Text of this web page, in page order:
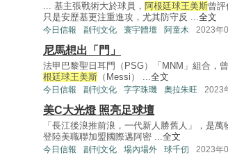
... 基主張戰術大於球員， 阿根廷球王美斯曾
只是安歷基更注重進攻，尤其防守反 ...全文
今日信報 副刊文化 寰宇體壇 阿童木 2023年
尼馬想出「門」
法甲巴黎聖日耳門（PSG）「MNM」組合，
根廷球王美斯 （Messi） ...全文
今日信報 副刊文化 字字珠璣 奧拉朱旺 2023
美C大光燈 照亮足球壇
「長江後浪推前浪，一代新人勝舊人」，是萬
登陸美職聯加盟國際邁阿密 ...全文
今日信報 副刊文化 場內場外 球千仞 2023年